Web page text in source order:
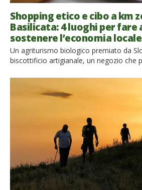
Shopping etico e cibo a km
Basilicata: 4 luoghi per fare
sostenere l’economia locale
Un agriturismo biologico premiato da
biscottificio artigianale, un negozio che
propongono prodotti unici per entrare
Basilicata più autentica Nell’era
valorizzazione delle produzioni locali, la